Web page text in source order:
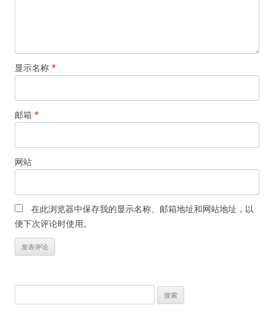
显示名称 *
邮箱 *
网站
在此浏览器中保存我的显示名称、邮箱地址和网站地址，以
便下次评论时使用。
索：